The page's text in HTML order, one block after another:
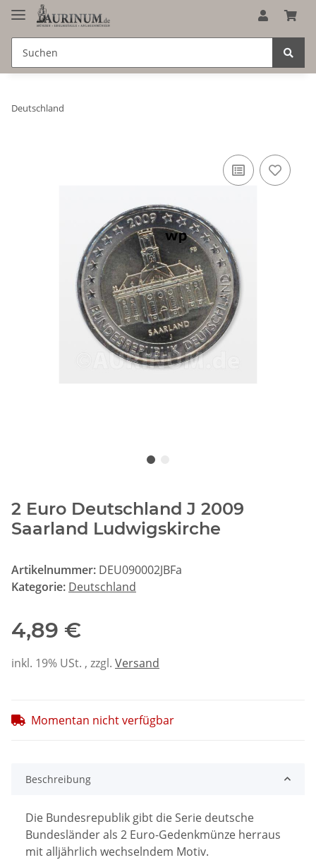
Deutschland
2 Euro Deutschland J 2009
Saarland Ludwigskirche
Artikelnummer: DEU090002JBFa
Kategorie: Deutschland
4,89 €
inkl. 19% USt. , zzgl. Versand
Momentan nicht verfügbar
Beschreibung
Die Bundesrepublik gibt die Serie deutsche
Bundesländer als 2 Euro-Gedenkmünze herraus
mit alljährlich wechselndem Motiv.